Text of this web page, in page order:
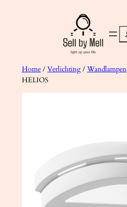
Home/ Verlichting/ Wandlampen
HELIOS